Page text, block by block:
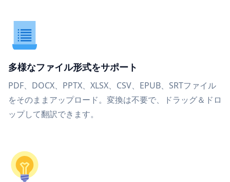
多様なファイル形式をサポート
PDF、DOCX、PPTX、XLSX、CSV、EPUB、SRTファイル
をそのままアップロード。変換は不要で、ドラッグ＆ドロ
ップして翻訳できます。